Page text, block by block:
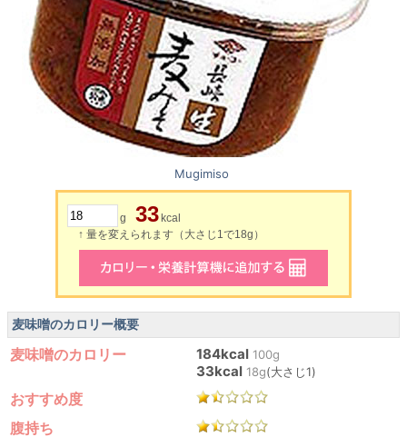
Mugimiso
g 33 kcal
↑ 量を変えられます（大さじ1で18g）
麦味噌のカロリー概要
麦味噌のカロリー 184kcal 100g
33kcal 18g(大さじ1)
おすすめ度
腹持ち